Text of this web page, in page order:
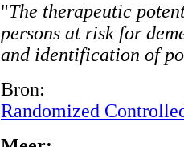
"The therapeutic
persons at risk for
and identification of
Bron:
Randomized